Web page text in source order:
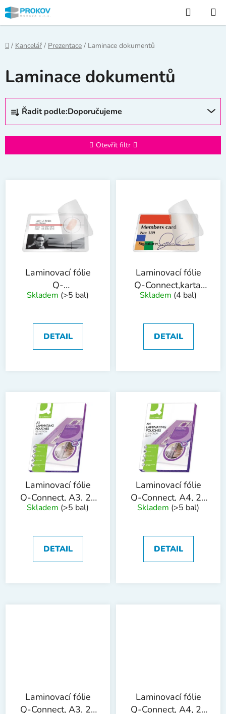
Přejít
na
obsah
Hledat
Domů
/ Kancelář / Prezentace / Laminace dokumentů
Laminace dokumentů
Ř
z
n
p
Řadit podle:Doporučujeme
Otevřít filtr
V
Laminovací fólie
Q-
Connect,visačka,2x
Skladem (>5 bal)
DETAIL
Laminovací fólie
Q-Connect,karta,
2x 100 mic, 10ks
Skladem (4 bal)
DETAIL
Laminovací fólie
Q-Connect, A3, 2x
125 mic, 100 ks
Skladem (>5 bal)
DETAIL
Laminovací fólie
Q-Connect, A4, 2x
125 mic, 100 ks
Skladem (>5 bal)
DETAIL
Laminovací fólie
Q-Connect, A3, 2x
Laminovací fólie
Q-Connect, A4, 2x